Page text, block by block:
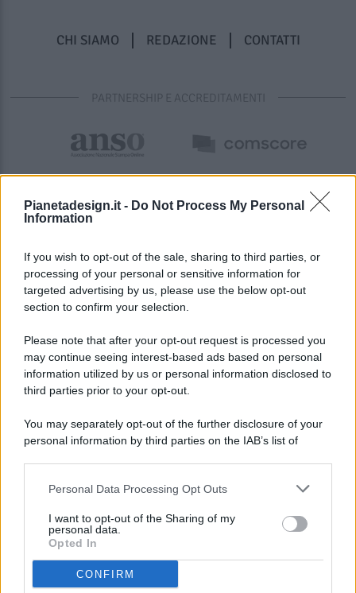
Pianetadesign.it - Do Not Process My Personal
Information
If you wish to opt-out of the sale, sharing to third parties, or
processing of your personal or sensitive information for
targeted advertising by us, please use the below opt-out
section to confirm your selection.
Please note that after your opt-out request is processed you
may continue seeing interest-based ads based on personal
information utilized by us or personal information disclosed to
third parties prior to your opt-out.
You may separately opt-out of the further disclosure of your
personal information by third parties on the IAB’s list of
This information may also be disclosed by us to third parties
disclose it to other third parties.
Personal Data Processing Opt Outs
I want to opt-out of the Sharing of my
personal data.
Opted In
CONFIRM
CHI SIAMO REDAZIONE CONTATTI
PARTNERSHIP E ACCREDITAMENTI
© 2026 - Pianeta Design - P.IVA 04827280654 - Testata
Registrata Al Tribunale Di Nocera Inferiore N. 8/2020 - RG N.
ISCRIZIONE AL ROC N. 35792 – ISCRITTA ALL’ANSO
(ASSOCIAZIONE NAZIONALE STAMPA ONLINE)
PREFERENZE PRIVACY